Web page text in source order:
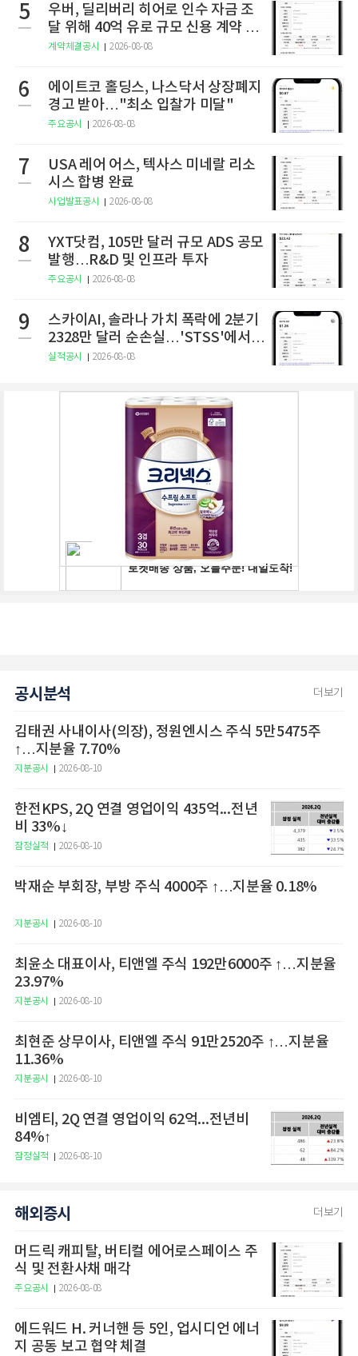
5
우버, 딜리버리 히어로 인수 자금 조
달 위해 40억 유로 규모 신용 계약 체
결
계약체결공시 2026-08-08
6
에이트코 홀딩스, 나스닥서 상장폐지
경고 받아…"최소 입찰가 미달"
주요공시 2026-08-08
7
USA 레어 어스, 텍사스 미네랄 리소
시스 합병 완료
사업발표공시 2026-08-08
8
YXT닷컴, 105만 달러 규모 ADS 공모
발행…R&D 및 인프라 투자
주요공시 2026-08-08
9
스카이AI, 솔라나 가치 폭락에 2분기
2328만 달러 순손실…'STSS'에서
사명·티커 변경 완료
실적공시 2026-08-08
공시분석 더보기
김태권 사내이사(의장), 정원엔시스 주식 5만5475주
↑…지분율 7.70%
지분공시 2026-08-10
한전KPS, 2Q 연결 영업이익 435억...전년
비 33%↓
잠정실적 2026-08-10
박재순 부회장, 부방 주식 4000주 ↑…지분율 0.18%
지분공시 2026-08-10
최윤소 대표이사, 티앤엘 주식 192만6000주 ↑…지분율
23.97%
지분공시 2026-08-10
최현준 상무이사, 티앤엘 주식 91만2520주 ↑…지분율
11.36%
지분공시 2026-08-10
비엠티, 2Q 연결 영업이익 62억...전년비
84%↑
잠정실적 2026-08-10
해외증시 더보기
머드릭 캐피탈, 버티컬 에어로스페이스 주
식 및 전환사채 매각
주요공시 2026-08-08
에드워드 H. 커너핸 등 5인, 업시디언 에너
지 공동 보고 협약 체결